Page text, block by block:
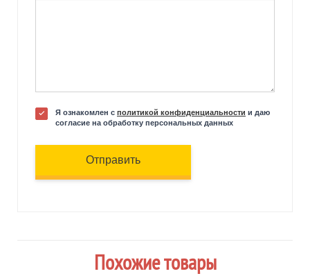
Я ознакомлен с политикой конфиденциальности и даю
согласие на обработку персональных данных
Отправить
Похожие товары